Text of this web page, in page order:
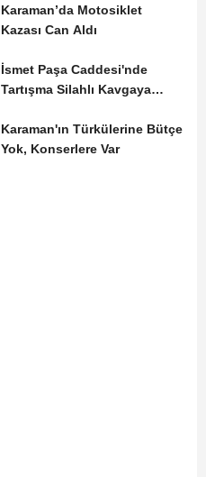
Karaman’da Motosiklet
Kazası Can Aldı
İsmet Paşa Caddesi'nde
Tartışma Silahlı Kavgaya
Karaman'ın Türkülerine Bütçe
Yok, Konserlere Var